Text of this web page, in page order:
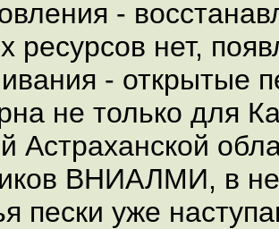
-
ресурсов нет,
- открытые
не только для
Астраханской
ВНИАЛМИ, в
пески уже